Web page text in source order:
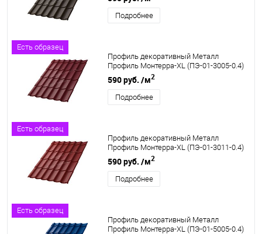
Подробнее
Есть образец
Профиль декоративный Металл
Профиль Монтерра-XL (ПЭ-01-3005-0.4)
590 руб. /м2
Подробнее
Есть образец
Профиль декоративный Металл
Профиль Монтерра-XL (ПЭ-01-3011-0.4)
590 руб. /м2
Подробнее
Есть образец
Профиль декоративный Металл
Профиль Монтерра-XL (ПЭ-01-5005-0.4)